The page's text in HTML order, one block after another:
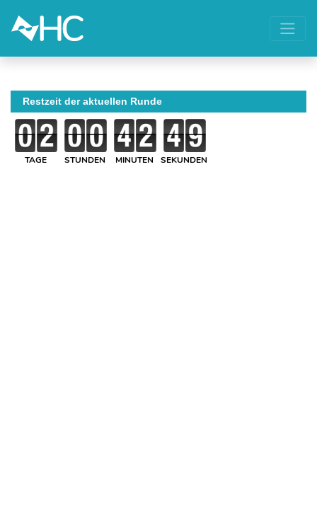
Restzeit der aktuellen Runde
TAGE STUNDEN MINUTEN SEKUNDEN